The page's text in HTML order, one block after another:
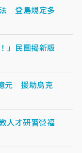
登島規定多
」民團揭新版
元 援助烏克
才研習營福